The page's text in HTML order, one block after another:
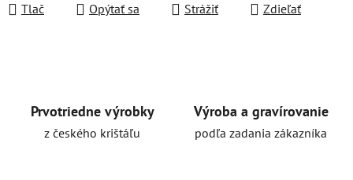
Tlač Opýtať sa Strážiť Zdieľať
Prvotriedne výrobky
z českého krištáľu
Výroba a gravírovanie
podľa zadania zákazníka